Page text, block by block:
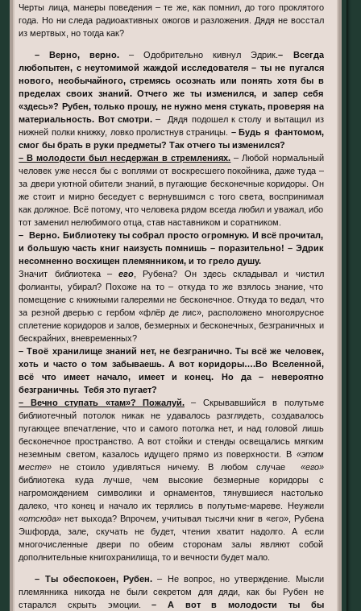
Черты лица, манеры поведения – те же, как помнил, до того проклятого
года. Но ни следа радиоактивных ожогов и разложения. Дядя не восстал
из мертвых, но тогда как?
– Верно, верно. – Одобрительно кивнул Эдрик.– Всегда
любопытен, с неутомимой жаждой исследователя – ты не пугался
нового, необычайного, стремясь осознать или понять хотя бы в
пределах своих знаний. Отчего же ты изменился, и запер себя
«здесь»? Рубен, только прошу, не нужно меня стукать, проверяя на
материальность. Вот смотри. – Дядя подошел к столу и вытащил из
нижней полки книжку, ловко пролистнув страницы. – Будь я фантомом,
смог бы брать в руки предметы? Так отчего ты изменился?
– В молодости был несдержан в стремлениях. – Любой нормальный
человек уже несся бы с воплями от воскресшего покойника, даже туда –
за двери уютной обители знаний, в пугающие бесконечные коридоры. Он
же стоит и мирно беседует с вернувшимся с того света, воспринимая
как должное. Всё потому, что человека рядом всегда любил и уважал, ибо
тот заменил нелюбимого отца, став наставником и соратником.
– Верно. Библиотеку ты собрал просто огромную. И всё прочитал,
и большую часть книг наизусть помнишь – поразительно! – Эдрик
несомненно восхищен племянником, и то грело душу.
Значит библиотека –его , Рубена? Он здесь складывал и чистил
фолианты, убирал? Похоже на то – откуда то же взялось знание, что
помещение с книжными галереями не бесконечное. Откуда то ведал, что
за резной дверью с гербом «флёр де лис», расположено многоярусное
сплетение коридоров и залов, безмерных и бесконечных, безграничных и
бескрайних, вневременных?
– Твоё хранилище знаний нет, не безгранично. Ты всё же человек,
хоть и часто о том забываешь. А вот коридоры….Во Вселенной,
всё что имеет начало, имеет и конец. Но да – невероятно
безграничны. Тебя это пугает?
– Вечно ступать «там»? Пожалуй.– Скрывавшийся в полутьме
библиотечный потолок никак не удавалось разглядеть, создавалось
пугающее впечатление, что и самого потолка нет, и над головой лишь
бесконечное пространство. А вот стойки и стенды освещались мягким
неземным светом, казалось идущего прямо из поверхности. В «этом
месте» не стоило удивляться ничему. В любом случае «его»
библиотека куда лучше, чем высокие безмерные коридоры с
нагромождением символики и орнаментов, тянувшиеся настолько
далеко, что конец и начало их терялись в полутьме-мареве. Неужели
«отсюда» нет выхода? Впрочем, учитывая тысячи книг в «его», Рубена
Эшфорда, зале, скучать не будет, чтения хватит надолго. А если
многочисленные двери по обеим сторонам залы являют собой
дополнительные книгохранилища, то и вечности будет мало.
– Ты обеспокоен, Рубен. – Не вопрос, но утверждение. Мысли
племянника никогда не были секретом для дяди, как бы Рубен не
старался скрыть эмоции.– А вот в молодости ты бы